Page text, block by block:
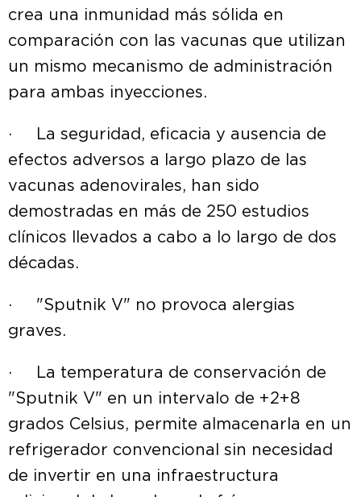
crea una inmunidad más sólida en
comparación con las vacunas que utilizan
un mismo mecanismo de administración
para ambas inyecciones.
· La seguridad, eficacia y ausencia de
efectos adversos a largo plazo de las
vacunas adenovirales, han sido
demostradas en más de 250 estudios
clínicos llevados a cabo a lo largo de dos
décadas.
· "Sputnik V" no provoca alergias
graves.
· La temperatura de conservación de
"Sputnik V" en un intervalo de +2+8
grados Celsius, permite almacenarla en un
refrigerador convencional sin necesidad
de invertir en una infraestructura